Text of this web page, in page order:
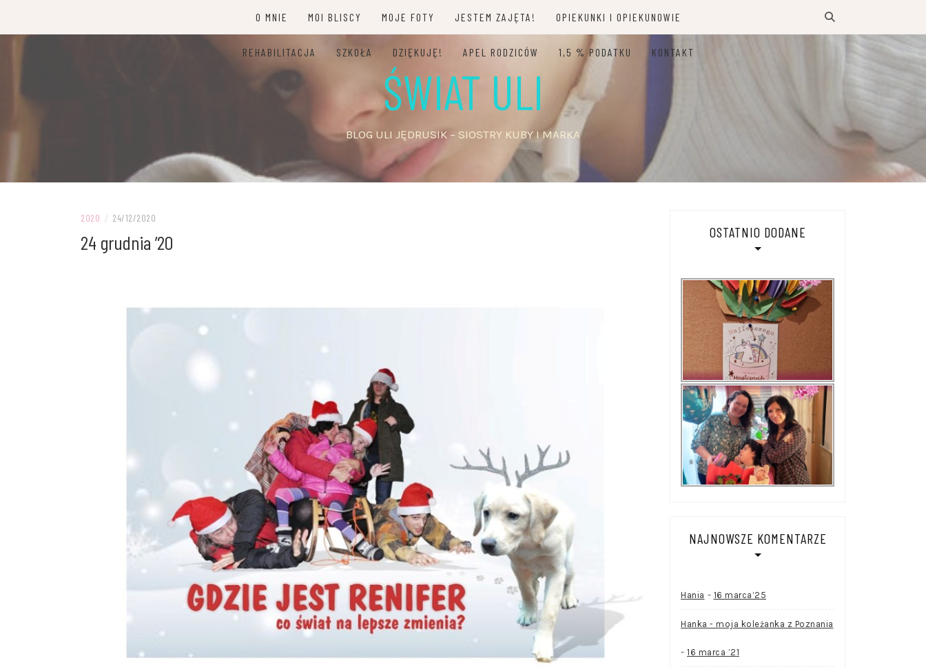
O MNIE MOI BLISCY MOJE FOTY JESTEM ZAJĘTA! OPIEKUNKI I OPIEKUNOWIE
REHABILITACJA SZKOŁA DZIĘKUJĘ! APEL RODZICÓW 1,5 % PODATKU KONTAKT
ŚWIAT ULI
BLOG ULI JĘDRUSIK – SIOSTRY KUBY I MARKA
2020 / 24/12/2020
24 grudnia ’20 OSTATNIO DODANE
NAJNOWSZE KOMENTARZE
Hania - 16 marca’25
Hanka - moja koleżanka z Poznania
- 16 marca ’21